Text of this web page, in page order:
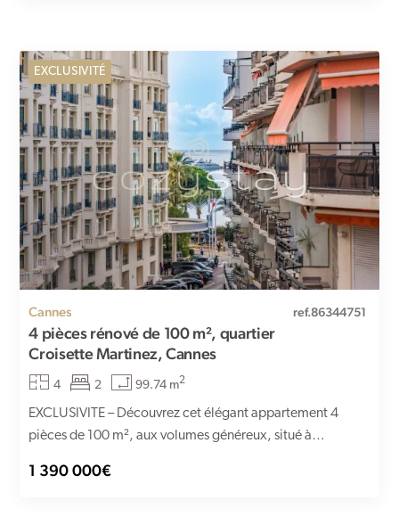
EXCLUSIVITÉ
Cannes ref.86344751
4 pièces rénové de 100 m², quartier
Croisette Martinez, Cannes
4 2 99.74 m2
EXCLUSIVITE – Découvrez cet élégant appartement 4
pièces de 100 m², aux volumes généreux, situé à
1 390 000€